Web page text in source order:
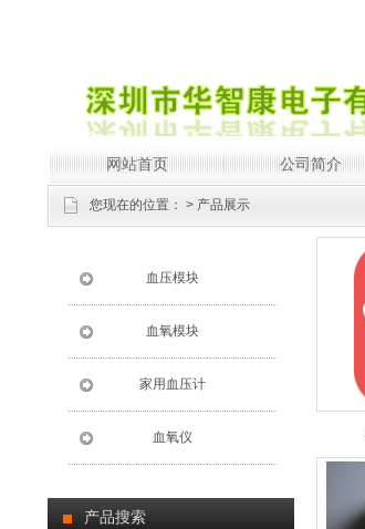
网站首页 公司简介
产品搜索
您现在的位置： > 产品展示
血压模块
血氧模块
家用血压计
血氧仪